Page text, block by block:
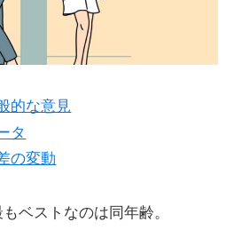
的な意見
タ
の変動
ベストなのは同年齢。